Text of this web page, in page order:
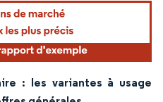
: les variantes à usage